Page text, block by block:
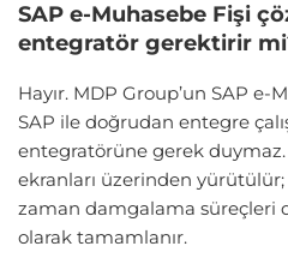
SAP e-Muhasebe Fişi
entegratör gerektirir
Hayır. MDP Group’un SAP e-
SAP ile doğrudan entegre
entegratörüne gerek
ekranları üzerinden
zaman damgalama süreçleri
olarak tamamlanır.